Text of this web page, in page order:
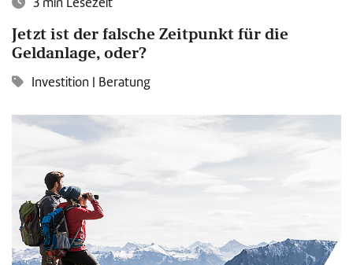
Jetzt ist der falsche Zeitpunkt für die
Geldanlage, oder?
Investition | Beratung